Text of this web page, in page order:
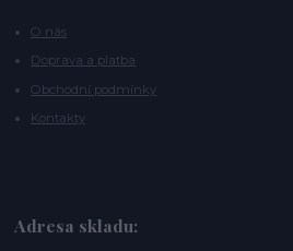
O nás
Doprava a platba
Obchodní podmínky
Kontakty
Adresa skladu: